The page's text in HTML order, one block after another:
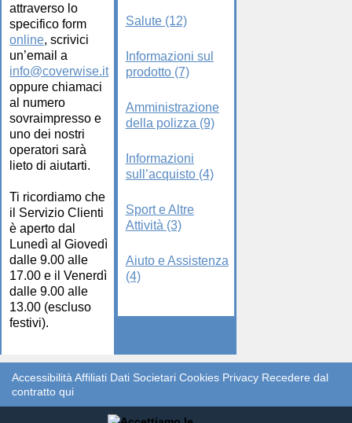
attraverso lo
specifico form
online, scrivici
un’email a
info@coverwise.it
oppure chiamaci
al numero
sovraimpresso e
uno dei nostri
operatori sarà
lieto di aiutarti.
Ti ricordiamo che
il Servizio Clienti
è aperto dal
Lunedì al Giovedì
dalle 9.00 alle
17.00 e il Venerdì
dalle 9.00 alle
13.00 (escluso
festivi).
Salute (12)
Informazioni sul
prodotto (7)
Amministrazione
della polizza (9)
Informazioni
sull’acquisto (4)
Sport e Altre
Attività (3)
Aiuto e Assistenza
(4)
Accessibilità Affiliati Dati Societari Cookies Privacy Recedere dal
contratto qui